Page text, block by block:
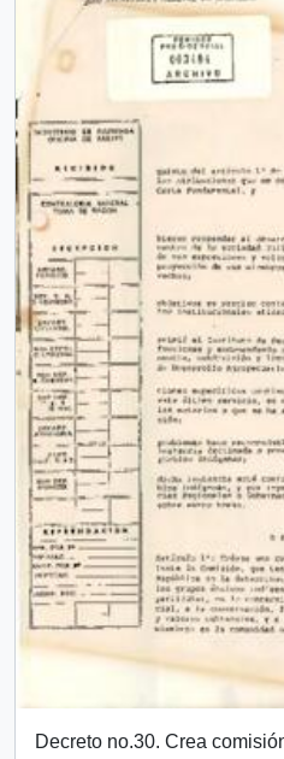
Decreto no.30. Crea